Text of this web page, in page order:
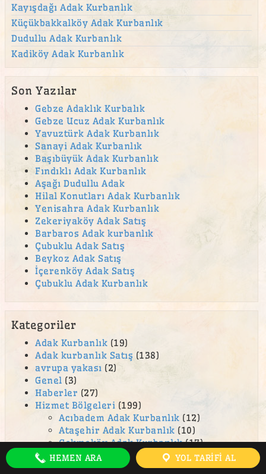
bostancı adak
Bulgurlu Mahallesi adak
Burhaniye Mahallesi adak
canlı hayvan satışı
Çekmeköy Adak
Çekmeköy adak kurban satış yeri
Çekmeköy Kurban
çengelköy adak
Çengelköy Mahallesi adak
cevizli adak kurban satış yeri
Cumhuriyet Mahallesi adak
Emek Mahallesi Adak Kurban Satış Yeri
en ucuz adak
en ucuz kurban
Esenkent Adak Kurban Satış Yeri
Esentepe Adak Kurban Satış Yeri
Eyüp Sultan Mahallesi Adak Kurban Satış Yeri
Fatih Mahallesi Adak Kurban Satış Yeri
feneryolu adak
Ferah Mahallesi adak
ferhatpaşa adak
ferhatpaşa adak kurban satış yeri
Kayışdağı Adak Kurbanlık
Küçükbakkalköy Adak Kurbanlık
Dudullu Adak Kurbanlık
Kadiköy Adak Kurbanlık
Son Yazılar
Gebze Adaklık Kurbalık
Gebze Ucuz Adak Kurbanlık
Yavuztürk Adak Kurbanlık
Sanayi Adak Kurbanlık
Başıbüyük Adak Kurbanlık
Fındıklı Adak Kurbanlık
Aşağı Dudullu Adak
Hilal Konutları Adak Kurbanlık
Yenisahra Adak Kurbanlık
Zekeriyaköy Adak Satış
Barbaros Adak kurbanlık
Çubuklu Adak Satış
Beykoz Adak Satış
İçerenköy Adak Satış
Çubuklu Adak Kurbanlık
Kategoriler
Adak Kurbanlık (19)
Adak kurbanlık Satış (138)
avrupa yakası (2)
Genel (3)
Haberler (27)
Hizmet Bölgeleri (199)
Acıbadem Adak Kurbanlık (12)
Ataşehir Adak Kurbanlık (10)
Çekmeköy Adak Kurbanlık(17)
Kadiköy Adak Kurbanlık (20)
Sancaktepe Adak Kurbanlık(23)
HEMEN ARA YOL TARIFI AL